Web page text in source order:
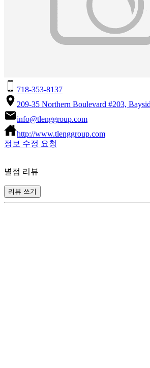
718-353-8137
209-35 Northern Boulevard #203,
info@tlenggroup.com
http://www.tlenggroup.com
정보 수정 요청
별점 리뷰
리뷰 쓰기